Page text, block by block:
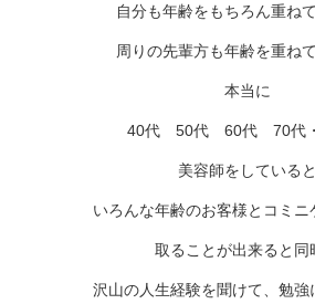
自分も年齢をもちろん重ね
周りの先輩方も年齢を重ねて
本当に
40代 50代 60代 70代・
美容師をしていると
いろんな年齢のお客様とコミニ
取ることが出来ると同
沢山の人生経験を聞けて、勉強